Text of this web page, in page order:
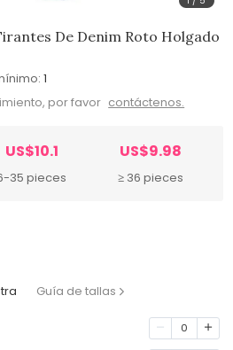
De Denim Roto Holgado
1
por favor contáctenos.
US$10.1
35 pieces
US$9.98
≥ 36 pieces
Guía de tallas
0